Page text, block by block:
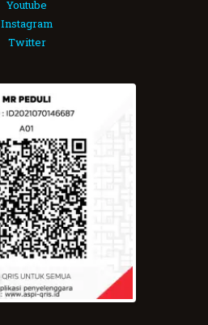
Youtube
Instagram
Twitter